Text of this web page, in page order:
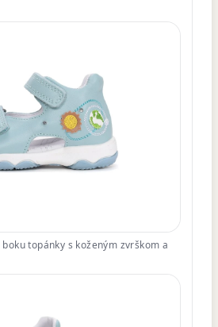
topánky s koženým zvrškom a